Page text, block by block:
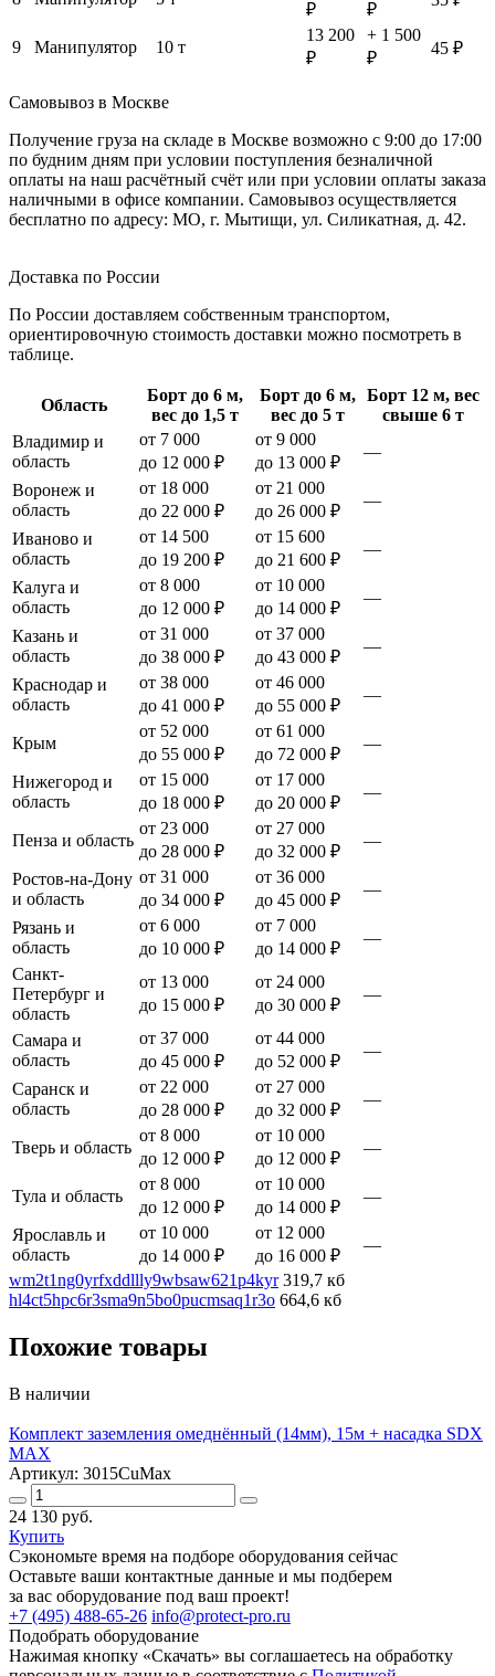
₽ ₽
9 Манипулятор 10 т
13 200
₽
+ 1 500
₽
45 ₽
Самовывоз в Москве
Получение груза на складе в Москве возможно с 9:00 до 17:00
по будним дням при условии поступления безналичной
оплаты на наш расчётный счёт или при условии оплаты заказа
наличными в офисе компании. Самовывоз осуществляется
бесплатно по адресу: МО, г. Мытищи, ул. Силикатная, д. 42.
Доставка по России
По России доставляем собственным транспортом,
ориентировочную стоимость доставки можно посмотреть в
таблице.
Область
Борт до 6 м,
вес до 1,5 т
Борт до 6 м,
вес до 5 т
Борт 12 м, вес
свыше 6 т
Владимир и
область
от 7 000
до 12 000 ₽
от 9 000
до 13 000 ₽
—
Воронеж и
область
от 18 000
до 22 000 ₽
от 21 000
до 26 000 ₽
—
Иваново и
область
от 14 500
до 19 200 ₽
от 15 600
до 21 600 ₽
—
Калуга и
область
от 8 000
до 12 000 ₽
от 10 000
до 14 000 ₽
—
Казань и
область
от 31 000
до 38 000 ₽
от 37 000
до 43 000 ₽
—
Краснодар и
область
от 38 000
до 41 000 ₽
от 46 000
до 55 000 ₽
—
Крым
от 52 000
до 55 000 ₽
от 61 000
до 72 000 ₽
—
Нижегород и
область
от 15 000
до 18 000 ₽
от 17 000
до 20 000 ₽
—
Пенза и область
от 23 000
до 28 000 ₽
от 27 000
до 32 000 ₽
—
Ростов-на-Дону
и область
от 31 000
до 34 000 ₽
от 36 000
до 45 000 ₽
—
Рязань и
область
от 6 000
до 10 000 ₽
от 7 000
до 14 000 ₽
—
Санкт-
Петербург и
область
от 13 000
до 15 000 ₽
от 24 000
до 30 000 ₽
—
Самара и
область
от 37 000
до 45 000 ₽
от 44 000
до 52 000 ₽
—
Саранск и
область
от 22 000
до 28 000 ₽
от 27 000
до 32 000 ₽
—
Тверь и область
от 8 000
до 12 000 ₽
от 10 000
до 12 000 ₽
—
Тула и область
от 8 000
до 12 000 ₽
от 10 000
до 14 000 ₽
—
Ярославль и
область
от 10 000
до 14 000 ₽
от 12 000
до 16 000 ₽
—
wm2t1ng0yrfxddllly9wbsaw621p4kyr 319,7 кб
hl4ct5hpc6r3sma9n5bo0pucmsaq1r3o 664,6 кб
Похожие товары
В наличии
Комплект заземления омеднённый (14мм), 15м + насадка SDX
MAX
Артикул: 3015CuMax
24 130 руб.
Купить
Сэкономьте время на подборе оборудования сейчас
Оставьте ваши контактные данные и мы подберем
за вас оборудование под ваш проект!
+7 (495) 488-65-26 info@protect-pro.ru
Подобрать оборудование
Нажимая кнопку «Скачать» вы соглашаетесь на обработку